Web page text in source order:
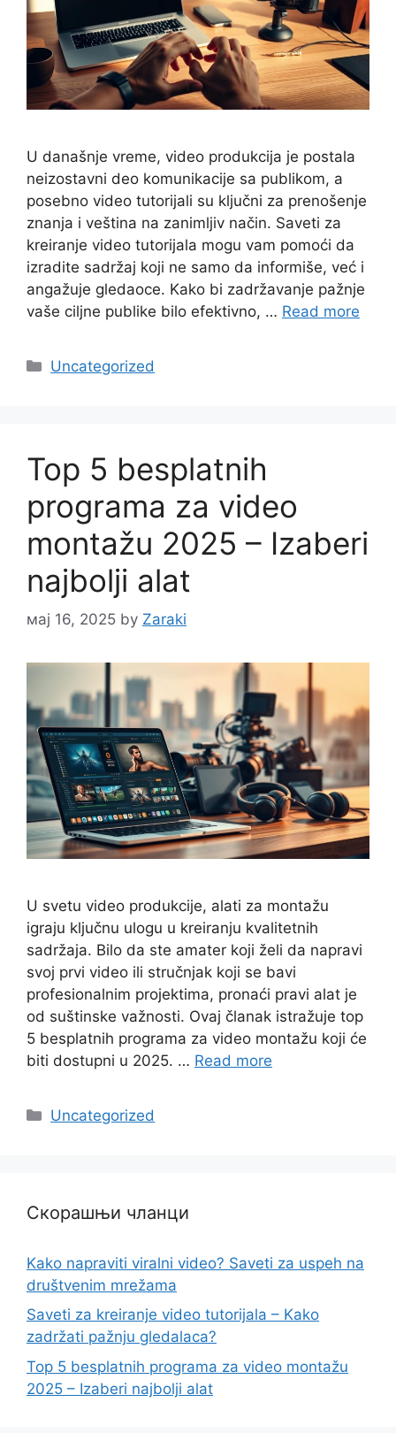
U današnje vreme, video produkcija je postala
neizostavni deo komunikacije sa publikom, a
posebno video tutorijali su ključni za prenošenje
znanja i veština na zanimljiv način. Saveti za
kreiranje video tutorijala mogu vam pomoći da
izradite sadržaj koji ne samo da informiše, već i
angažuje gledaoce. Kako bi zadržavanje pažnje
vaše ciljne publike bilo efektivno, … Read more
Categories
Uncategorized
Top 5 besplatnih
programa za video
montažu 2025 – Izaberi
najbolji alat
мај 16, 2025 by Zaraki
U svetu video produkcije, alati za montažu
igraju ključnu ulogu u kreiranju kvalitetnih
sadržaja. Bilo da ste amater koji želi da napravi
svoj prvi video ili stručnjak koji se bavi
profesionalnim projektima, pronaći pravi alat je
od suštinske važnosti. Ovaj članak istražuje top
5 besplatnih programa za video montažu koji će
biti dostupni u 2025. … Read more
Categories
Uncategorized
Скорашњи чланци
Kako napraviti viralni video? Saveti za uspeh na
društvenim mrežama
Saveti za kreiranje video tutorijala – Kako
zadržati pažnju gledalaca?
Top 5 besplatnih programa za video montažu
2025 – Izaberi najbolji alat